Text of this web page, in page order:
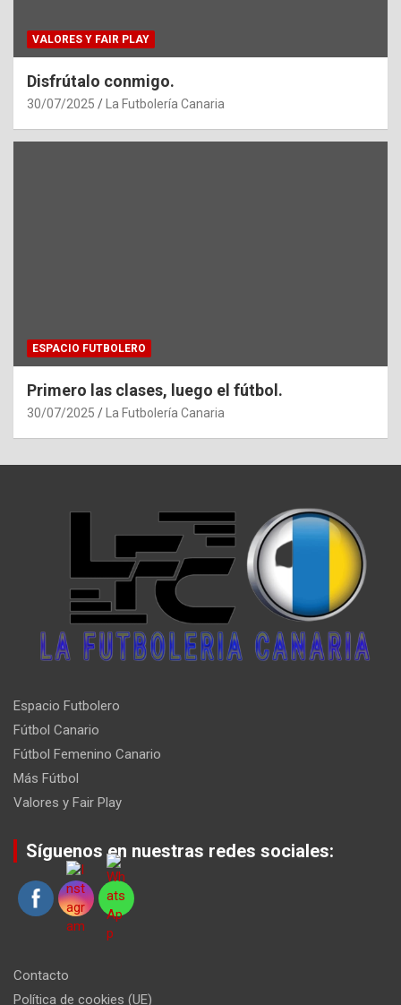
VALORES Y FAIR PLAY
Disfrútalo conmigo.
30/07/2025 La Futbolería Canaria
ESPACIO FUTBOLERO
Primero las clases, luego el fútbol.
30/07/2025 La Futbolería Canaria
Espacio Futbolero
Fútbol Canario
Fútbol Femenino Canario
Más Fútbol
Valores y Fair Play
Síguenos en nuestras redes sociales:
Contacto
Política de cookies (UE)